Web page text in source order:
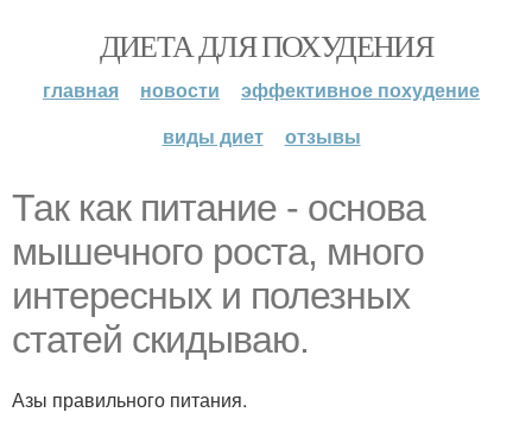
ДИЕТА ДЛЯ ПОХУДЕНИЯ
главная новости
эффективное похудение
виды диет
отзывы
Так как питание - основа
мышечного роста, много
интересных и полезных
статей скидываю.
Азы правильного питания.